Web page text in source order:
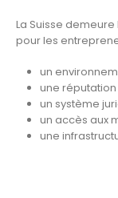
La Suisse
pour les
un
une
un système
un accès aux
une